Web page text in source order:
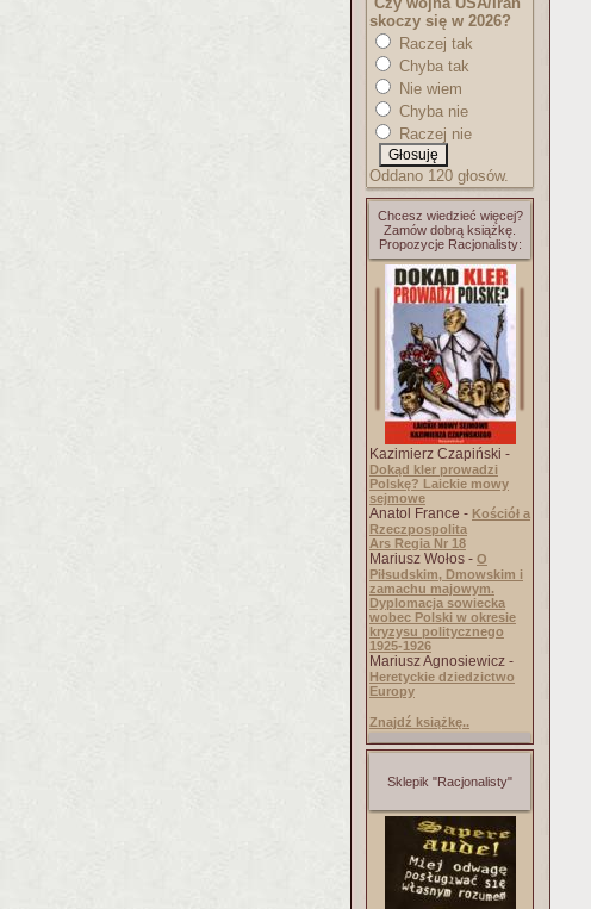
skoczy się w 2026?
Raczej tak
Chyba tak
Nie wiem
Chyba nie
Raczej nie
Oddano 120 głosów.
Chcesz wiedzieć więcej?
Zamów dobrą książkę.
Propozycje Racjonalisty:
Kazimierz Czapiński -
Dokąd kler prowadzi
Polskę? Laickie mowy
sejmowe
Anatol France - Kościół a
Rzeczpospolita
Ars Regia Nr 18
Mariusz Wołos - O
Piłsudskim, Dmowskim i
zamachu majowym.
Dyplomacja sowiecka
wobec Polski w okresie
kryzysu politycznego
1925-1926
Mariusz Agnosiewicz -
Heretyckie dziedzictwo
Europy
Znajdź książkę..
Sklepik "Racjonalisty"